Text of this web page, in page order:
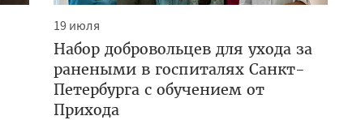
19 июля
Набор добровольцев для ухода за
ранеными в госпиталях Санкт-
Петербурга с обучением от
Прихода